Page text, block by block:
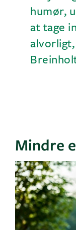
humør,
at tage
Mindre